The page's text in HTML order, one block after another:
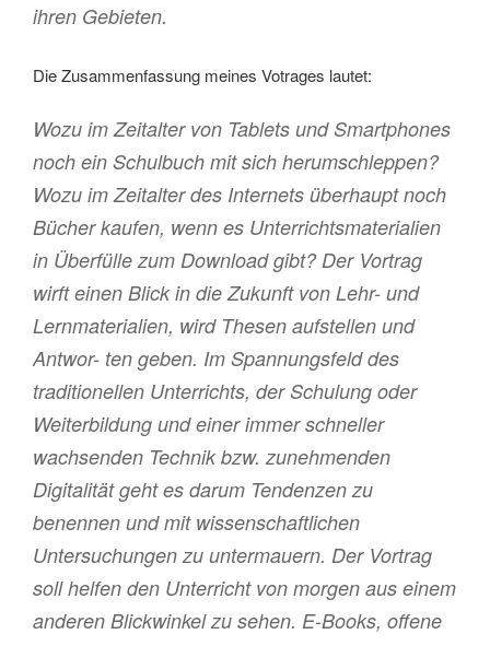
ihren Gebieten.
Die Zusammenfassung meines Votrages lautet:
Wozu im Zeitalter von Tablets und Smartphones
noch ein Schulbuch mit sich herumschleppen?
Wozu im Zeitalter des Internets überhaupt noch
Bücher kaufen, wenn es Unterrichtsmaterialien
in Überfülle zum Download gibt? Der Vortrag
wirft einen Blick in die Zukunft von Lehr- und
Lernmaterialien, wird Thesen aufstellen und
Antwor- ten geben. Im Spannungsfeld des
traditionellen Unterrichts, der Schulung oder
Weiterbildung und einer immer schneller
wachsenden Technik bzw. zunehmenden
Digitalität geht es darum Tendenzen zu
benennen und mit wissenschaftlichen
Untersuchungen zu untermauern. Der Vortrag
soll helfen den Unterricht von morgen aus einem
anderen Blickwinkel zu sehen. E-Books, offene